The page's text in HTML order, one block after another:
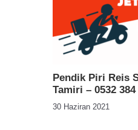
Pendik Piri Reis
Tamiri – 0532 384
30 Haziran 2021